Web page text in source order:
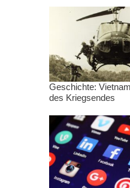
Geschichte:
des Kriegsendes